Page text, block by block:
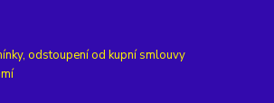
odstoupení od kupní smlouvy